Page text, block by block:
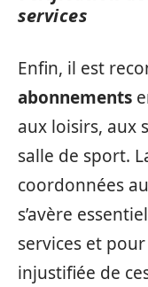
services
Enfin, il est
abonnements
aux loisirs, aux
salle de sport.
coordonnées
s’avère
services et
injustifiée de